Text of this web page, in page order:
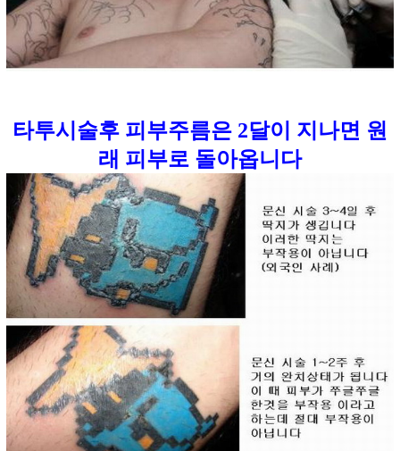
타투시술후 피부주름은 2달이 지나면 원
래 피부로 돌아옵니다